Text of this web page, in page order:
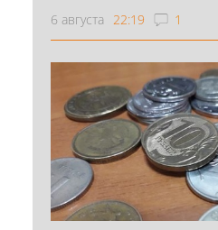
6 августа 22:19 1